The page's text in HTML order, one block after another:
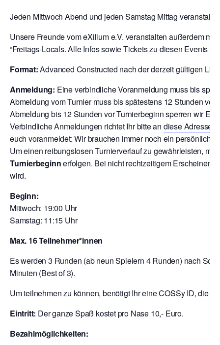
Jeden Mittwoch Abend und jeden Samstag Mittag
Unsere Freunde vom eXilium e.V. veranstalten außerdem
“Freitags-Locals. Alle Infos sowie Tickets zu diesen Events
Format:Advanced Constructed nach der derzeit gültigen
Anmeldung: Eine verbindliche Voranmeldung muss bis
Abmeldung vom Turnier muss bis spätestens 12 Stunden
Abmeldung bis 12 Stunden vor Turnierbeginn sperren wir
Verbindliche Anmeldungen richtet Ihr bitte an diese Adresse
euch voranmeldet: Wir brauchen immer noch ein
Um einen reibungslosen Turnierverlauf zu gewährleisten,
Turnierbeginnerfolgen. Bei nicht rechtzeitigem Erscheinen
wird.
Beginn:
Mittwoch: 19:00 Uhr
Samstag: 11:15 Uhr
Max. 16 Teilnehmer*innen
Es werden 3 Runden (ab neun Spielern 4 Runden) nach
Minuten (Best of 3).
Um teilnehmen zu können, benötigt Ihr eine COSSy ID, die
Eintritt: Der ganze Spaß kostet pro Nase 10,- Euro.
Bezahlmöglichkeiten: